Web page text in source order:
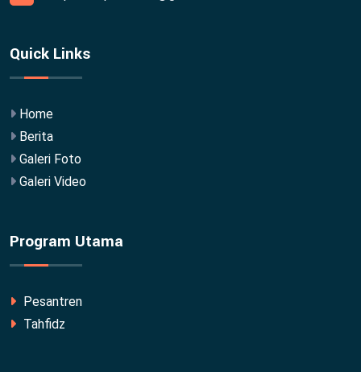
Quick Links
Home
Berita
Galeri Foto
Galeri Video
Program Utama
Pesantren
Tahfidz